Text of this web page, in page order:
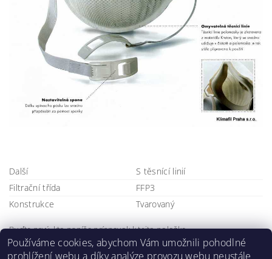
Další
S těsnící linií
Filtrační třída
FFP3
Konstrukce
Tvarovaný
Buďte prvý, kto napíše príspevok k tejto položke.
Pridať komentár
Používáme cookies, abychom Vám umožnili pohodlné
prohlížení webu a díky analýze provozu webu neustále